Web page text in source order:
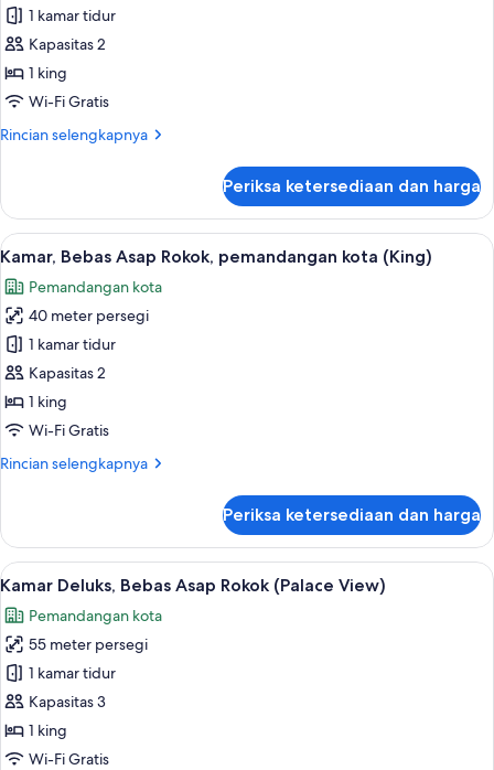
pemandangan
kota
(Deluxe,
Palace
View)
untuk
Kamar
Superior,
Bebas
Rokok
1 kamar tidur
Kapasitas 2
1 king
Wi-Fi Gratis
Rincian selengkapnya
Rincian
Kamar
Superior,
Bebas
Rokok
(Dome)
Periksa ketersediaan dan harga
Lihat
semua
foto
untuk
Kamar,
Bebas
Asap
Rokok,
kota
Kamar, Bebas Asap Rokok,
6
Kamar, Bebas Asap Rokok, pemandangan kota (King)
Pemandangan kota
40 meter persegi
1 kamar tidur
Kapasitas 2
1 king
Wi-Fi Gratis
Rincian selengkapnya
Rincian
Kamar,
Bebas
Asap
pemandangan
kota
(King)
Periksa ketersediaan dan harga
Lihat
semua
foto
untuk
Kamar
Deluks,
Bebas
Asap
Kamar Deluks, Bebas Asap Rokok
5
Kamar Deluks, Bebas Asap Rokok (Palace View)
Pemandangan kota
55 meter persegi
1 kamar tidur
Kapasitas 3
1 king
Wi-Fi Gratis